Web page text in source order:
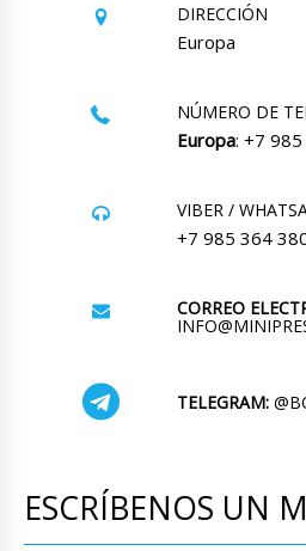
DIRECCIÓN
Europa
NÚMERO DE
Europa: +7
VIBER /
+7 985 364
CORREO
TELEGRAM:
ESCRÍBENOS UN